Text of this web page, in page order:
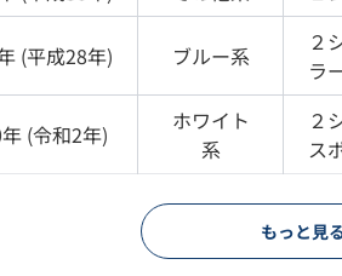
(平成28年) ブルー系 ２
ラ
年 (令和2年)
ホワイト
系
２
ス
もっと見